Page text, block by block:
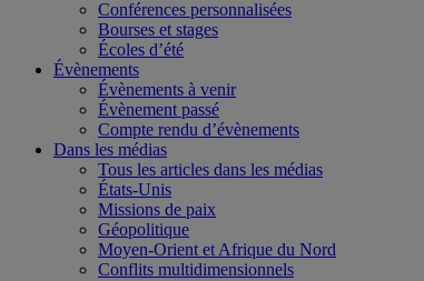
Conférences personnalisées
Bourses et stages
Écoles d’été
Évènements
Évènements à venir
Évènement passé
Compte rendu d’évènements
Dans les médias
Tous les articles dans les médias
États-Unis
Missions de paix
Géopolitique
Moyen-Orient et Afrique du Nord
Conflits multidimensionnels